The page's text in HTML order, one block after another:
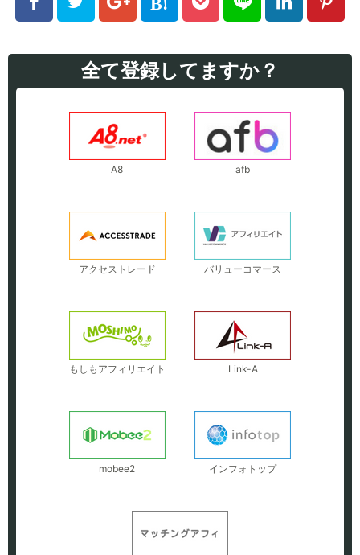
全て登録してますか？
A8 afb
アクセストレード バリューコマース
もしもアフィリエイト Link-A
mobee2 インフォトップ